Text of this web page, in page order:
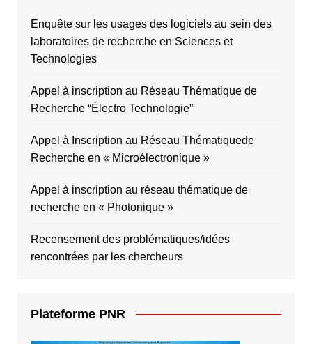
Enquête sur les usages des logiciels au sein des
laboratoires de recherche en Sciences et
Technologies
Appel à inscription au Réseau Thématique de
Recherche “Électro Technologie”
Appel à Inscription au Réseau Thématiquede
Recherche en « Microélectronique »
Appel à inscription au réseau thématique de
recherche en « Photonique »
Recensement des problématiques/idées
rencontrées par les chercheurs
Plateforme PNR